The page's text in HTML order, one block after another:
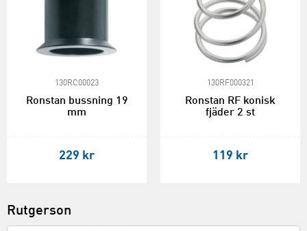
130RC00023
Ronstan bussning 19
mm
229 kr
130RF000321
Ronstan RF konisk
fjäder 2 st
119 kr
Rutgerson